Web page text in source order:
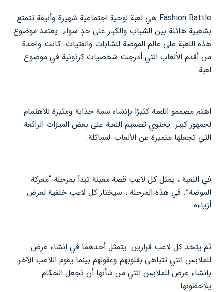
Fashion Battle هي لعبة لوحية اجتماعية شهيرة وأنيقة تتمتع
بشعبية هائلة بين الشباب والكبار على حدٍ سواء. يعتمد موضوع
هذه اللعبة على عالم الموضة للشابات والفتيات. كانت واحدة
من أقدم الألعاب التي أدرجت شخصيات كرتونية في موضوع
لعبة.
اهتم مصممو اللعبة كثيرًا بإنشاء سمة جذابة ومثيرة للاهتمام
لجمهور كبير. يحتوي تصميم اللعبة على بعض الميزات الرائعة
التي تجعلها متميزة عن الألعاب المماثلة.
في اللعبة ، يمثل كل لاعب قصة معينة تبدأ بمرحلة “معركة
الموضة”. في هذه المرحلة ، سيختار كل لاعب خلفية لعرض
أزياءه.
ثم يتخذ كل لاعب قرارين. يتمثل أحدهما في إنشاء عرض
للملابس التي تتباهى بقلوبهم وعقولهم بينما يقوم اللاعب الآخر
بإنشاء عرض للملابس التي من شأنها أن تجعل الحكام
يلاحظونها.